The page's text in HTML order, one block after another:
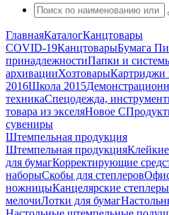
ГлавнаяКаталогКанцтовары
COVID-19КанцтоварыБумага
принадлежностиПапки и
архивацииХозтоварыКартриджи
2016Школа 2015
техникаСпецодежда,
товара из экселяНовое С
сувениры
Штемпельная продукция
Штемпельная продукция
для бумагКорректирующие
наборыСкобы для степлеров
ножницыКанцелярские степлеры
мелочиЛотки для бумаг